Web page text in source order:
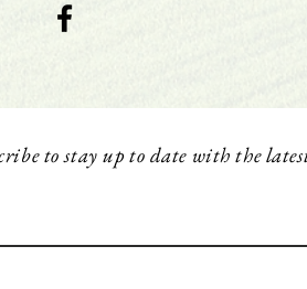
to stay up to date with the